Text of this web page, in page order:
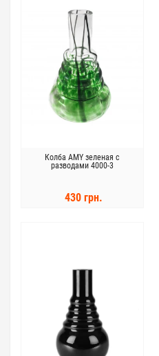
Колба AMY зеленая с
разводами 4000-3
430 грн.